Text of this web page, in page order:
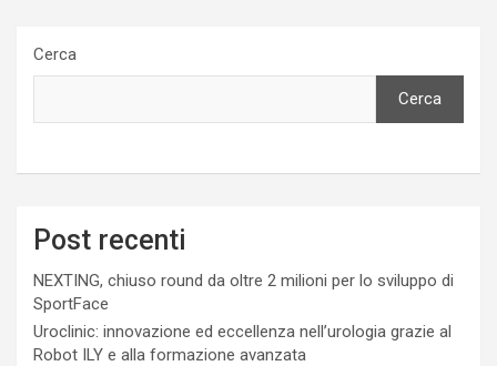
Cerca
Cerca
Post recenti
NEXTING, chiuso round da oltre 2 milioni per lo sviluppo di
SportFace
Uroclinic: innovazione ed eccellenza nell’urologia grazie al
Robot ILY e alla formazione avanzata